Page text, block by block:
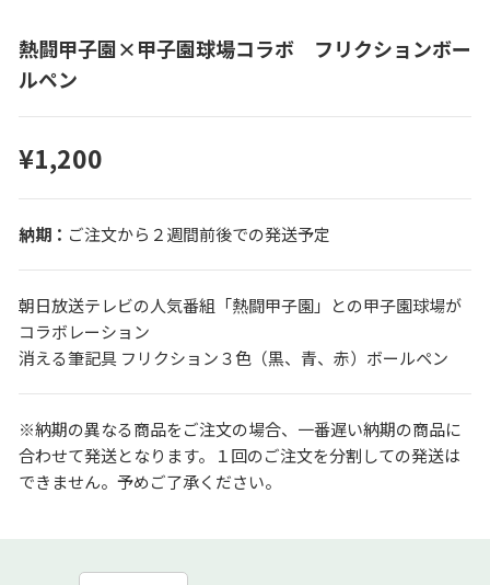
熱闘甲子園×甲子園球場コラボ フリクションボー
ルペン
¥1,200
ご注文から２週間前後での発送予定
朝日放送テレビの人気番組「熱闘甲子園」との甲子園球場が
コラボレーション
消える筆記具 フリクション３色（黒、青、赤）ボールペン
※納期の異なる商品をご注文の場合、一番遅い納期の商品に
合わせて発送となります。１回のご注文を分割しての発送は
できません。予めご了承ください。